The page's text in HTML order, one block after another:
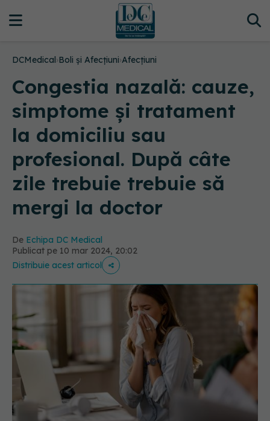
DCMedical›Boli și Afecțiuni›Afecțiuni
Congestia nazală: cauze,
simptome și tratament
la domiciliu sau
profesional. După câte
zile trebuie trebuie să
mergi la doctor
De Echipa DC Medical
Publicat pe 10 mar 2024, 20:02
Distribuie acest articol